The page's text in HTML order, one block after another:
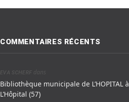
COMMENTAIRES RÉCENTS
EVA SCHERF dans
Bibliothèque municipale de L’HOPITAL à
L’Hôpital (57)